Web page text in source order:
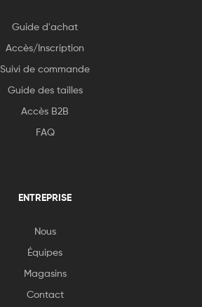
Guide d'achat
Accès/Inscription
Suivi de commande
Guide des tailles
Accès B2B
FAQ
ENTREPRISE
Nous
Équipes
Magasins
Contact